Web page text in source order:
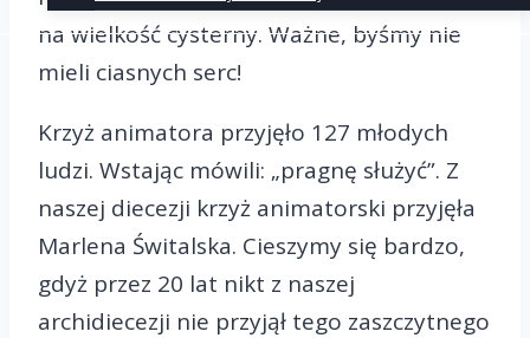
na wielkość cysterny. Ważne, byśmy nie
mieli ciasnych serc!
Krzyż animatora przyjęło 127 młodych
ludzi. Wstając mówili: „pragnę służyć”. Z
naszej diecezji krzyż animatorski przyjęła
Marlena Świtalska. Cieszymy się bardzo,
gdyż przez 20 lat nikt z naszej
archidiecezji nie przyjął tego zaszczytnego